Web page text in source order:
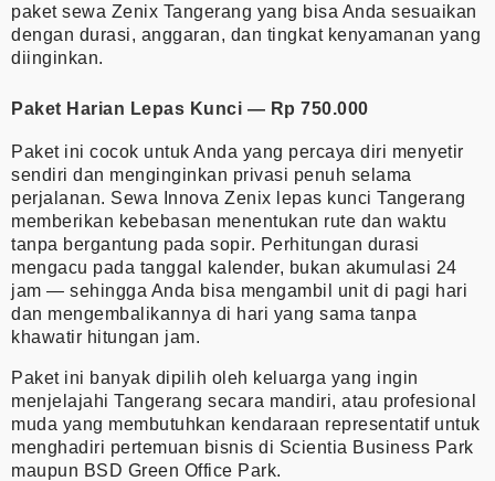
paket sewa Zenix Tangerang yang bisa Anda sesuaikan
dengan durasi, anggaran, dan tingkat kenyamanan yang
diinginkan.
Paket Harian Lepas Kunci — Rp 750.000
Paket ini cocok untuk Anda yang percaya diri menyetir
sendiri dan menginginkan privasi penuh selama
perjalanan. Sewa Innova Zenix lepas kunci Tangerang
memberikan kebebasan menentukan rute dan waktu
tanpa bergantung pada sopir. Perhitungan durasi
mengacu pada tanggal kalender, bukan akumulasi 24
jam — sehingga Anda bisa mengambil unit di pagi hari
dan mengembalikannya di hari yang sama tanpa
khawatir hitungan jam.
Paket ini banyak dipilih oleh keluarga yang ingin
menjelajahi Tangerang secara mandiri, atau profesional
muda yang membutuhkan kendaraan representatif untuk
menghadiri pertemuan bisnis di Scientia Business Park
maupun BSD Green Office Park.